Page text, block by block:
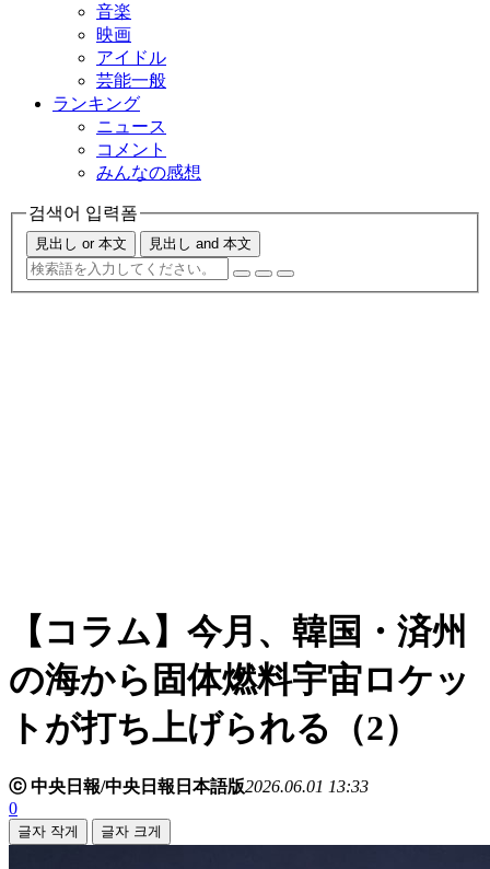
音楽
映画
アイドル
芸能一般
ランキング
ニュース
コメント
みんなの感想
검색어 입력폼
見出し or 本文 見出し and 本文
【コラム】今月、韓国・済州
の海から固体燃料宇宙ロケッ
トが打ち上げられる（2）
ⓒ 中央日報/中央日報日本語版2026.06.01 13:33
0
글자 작게 글자 크게